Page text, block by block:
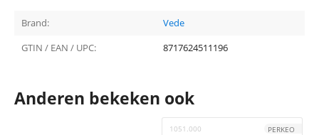
Brand:
Vede
GTIN / EAN / UPC:
8717624511196
Anderen bekeken ook
1051.000 PERKEO